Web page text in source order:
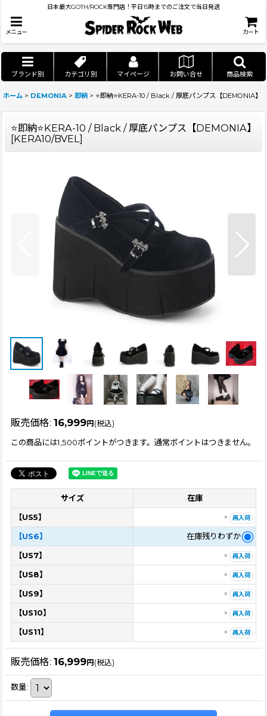
日本最大GOTH/ROCK専門店！平日15時までのご注文で当日発送
メニュー カート
ブランド別 カテゴリ別 マイページ お問い合せ 商品検索
ホーム > DEMONIA > 即納 > ⭐即納⭐KERA-10 / Black / 厚底パンプス【DEMONIA】
⭐即納⭐KERA-10 / Black / 厚底パンプス【DEMONIA】
[KERA10/BVEL]
販売価格: 16,999円 (税込)
この商品には1,500ポイントがつきます。通常ポイントはつきません。
サイズ
在庫
【US5】
× 再入荷
【US6】
在庫残りわずか
【US7】
× 再入荷
【US8】 × 再入荷
【US9】 × 再入荷
【US10】 × 再入荷
【US11】 × 再入荷
販売価格: 16,999円 (税込)
数量: